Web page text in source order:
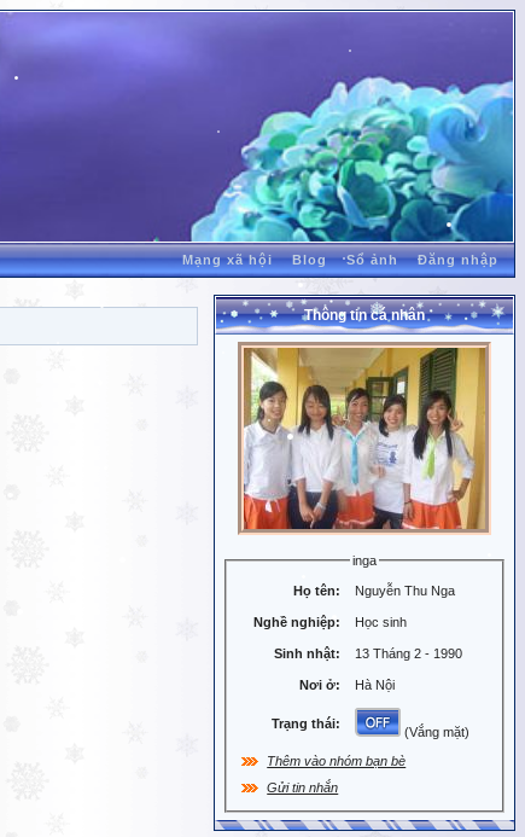
Mạng xã hội Blog Sổ ảnh Đăng nhập
Thông tin cá nhân
inga
Họ tên: Nguyễn Thu Nga
Nghề nghiệp: Học sinh
Sinh nhật: 13 Tháng 2 - 1990
Nơi ở: Hà Nội
Trạng thái:
(Vắng mặt)
Thêm vào nhóm bạn bè
Gửi tin nhắn